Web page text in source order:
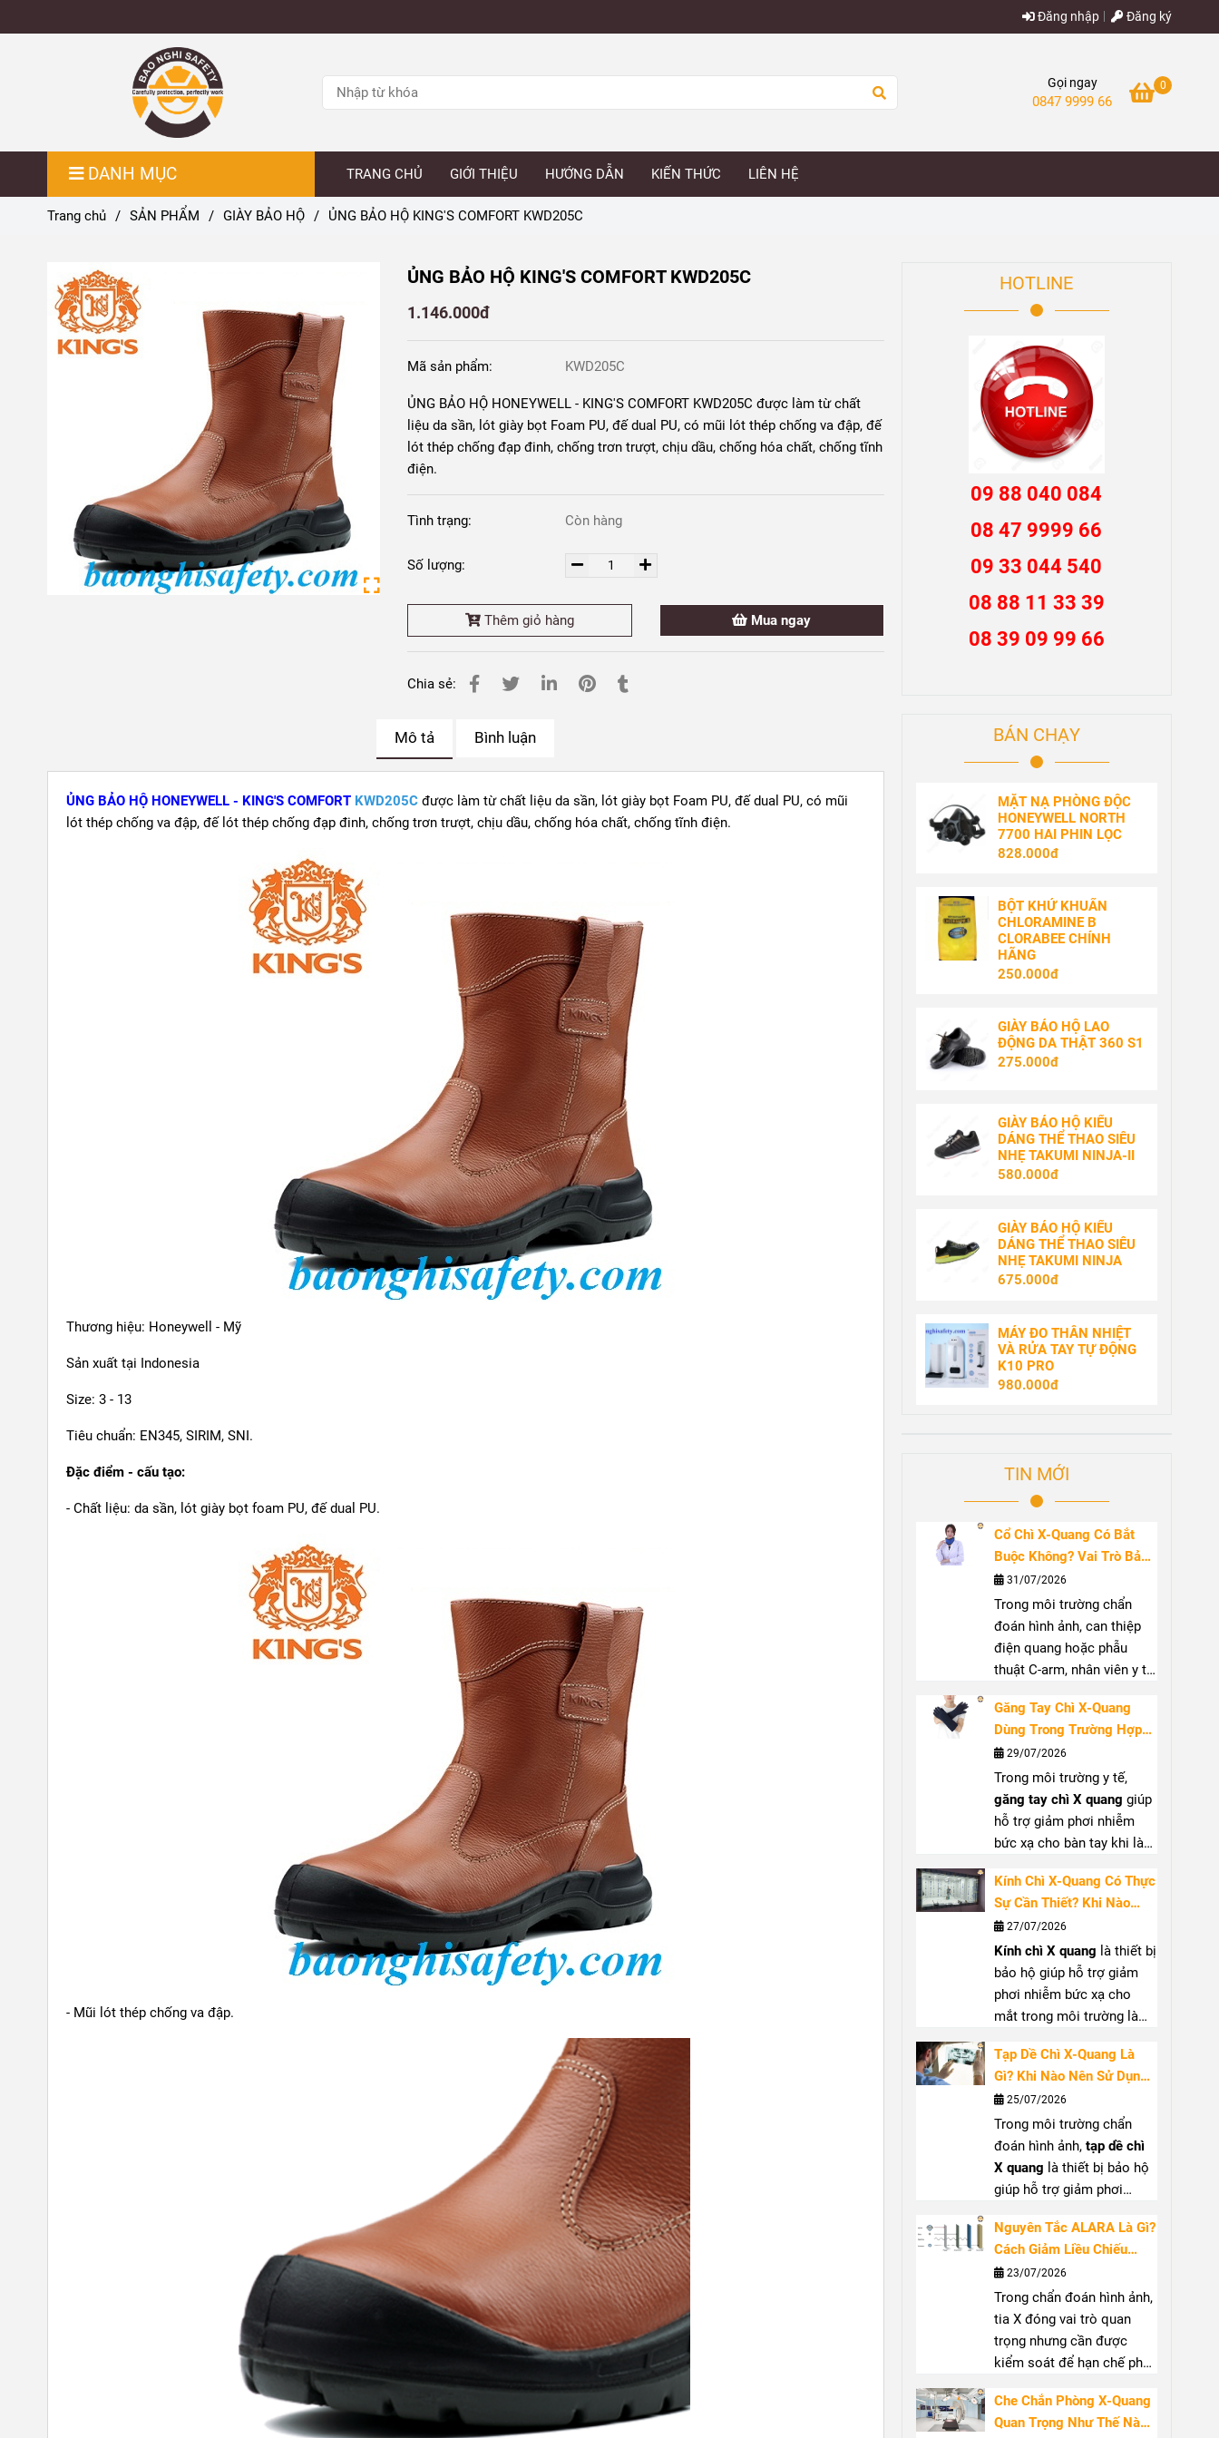
Đăng nhập Đăng ký
Gọi ngay
0847 9999 66
0
DANH MỤC TRANG CHỦ GIỚI THIỆU HƯỚNG DẪN KIẾN THỨC LIÊN HỆ
Trang chủ / SẢN PHẨM / GIÀY BẢO HỘ / ỦNG BẢO HỘ KING'S COMFORT KWD205C
ỦNG BẢO HỘ KING'S COMFORT KWD205C
1.146.000đ
Mã sản phẩm: KWD205C
ỦNG BẢO HỘ HONEYWELL - KING'S COMFORT KWD205C được làm từ chất
liệu da sần, lót giày bọt Foam PU, đế dual PU, có mũi lót thép chống va đập, đế
lót thép chống đạp đinh, chống trơn trượt, chịu dầu, chống hóa chất, chống tĩnh
điện.
Tình trạng: Còn hàng
Số lượng:
Thêm giỏ hàng Mua ngay
Chia sẻ:
Mô tả Bình luận
ỦNG BẢO HỘ HONEYWELL - KING'S COMFORT KWD205C được làm từ chất liệu da sần, lót giày bọt Foam PU, đế dual PU, có mũi
lót thép chống va đập, đế lót thép chống đạp đinh, chống trơn trượt, chịu dầu, chống hóa chất, chống tĩnh điện.
Thương hiệu: Honeywell - Mỹ
Sản xuất tại Indonesia
Size: 3 - 13
Tiêu chuẩn: EN345, SIRIM, SNI.
Đặc điểm - cấu tạo:
- Chất liệu: da sần, lót giày bọt foam PU, đế dual PU.
- Mũi lót thép chống va đập.
HOTLINE
09 88 040 084
08 47 9999 66
09 33 044 540
08 88 11 33 39
08 39 09 99 66
BÁN CHẠY
MẶT NẠ PHÒNG ĐỘC
HONEYWELL NORTH
7700 HAI PHIN LỌC
828.000đ
BỘT KHỬ KHUẨN
CHLORAMINE B
CLORABEE CHÍNH
HÃNG
250.000đ
GIÀY BẢO HỘ LAO
ĐỘNG DA THẬT 360 S1
275.000đ
GIÀY BẢO HỘ KIỂU
DÁNG THỂ THAO SIÊU
NHẸ TAKUMI NINJA-II
580.000đ
GIÀY BẢO HỘ KIỂU
DÁNG THỂ THAO SIÊU
NHẸ TAKUMI NINJA
675.000đ
MÁY ĐO THÂN NHIỆT
VÀ RỬA TAY TỰ ĐỘNG
K10 PRO
980.000đ
TIN MỚI
Cổ Chì X-Quang Có Bắt
Buộc Không? Vai Trò Bảo
Vệ Tuyến Giáp Trước Bức
Xạ
31/07/2026
Trong môi trường chẩn
đoán hình ảnh, can thiệp
điện quang hoặc phẫu
thuật C-arm, nhân viên y tế
tán xạ từ tia X.Cổ chì X
quang giúp che chắn vùng
cổ, hỗ trợ bảo vệ tuyến
giáp khi làm việc gần
nguồn phát. Bài viết sẽ
giúp bạn hiểu rõ vai trò,
trường hợp nên sử dụng và
giáp(thyroid shield) phù
hợp.
Găng Tay Chì X-Quang
Dùng Trong Trường Hợp
Nào? Hướng Dẫn Lựa
Chọn Đúng
29/07/2026
Trong môi trường y tế,
găng tay chì X quang giúp
hỗ trợ giảm phơi nhiễm
bức xạ cho bàn tay khi làm
biệt tại phòng can thiệp
hoặc phẫu thuật sử dụng
C-arm. Bài viết sẽ giúp bạn
hiểu rõ khi nào nên dùng
găng tay chống tia X, cách
chọngăng tay chì y tếphù
hợp và những lưu ý khi sử
tay
Kính Chì X-Quang Có Thực
Sự Cần Thiết? Khi Nào
Nên Sử Dụng?
27/07/2026
Kính chì X quang là thiết bị
bảo hộ giúp hỗ trợ giảm
phơi nhiễm bức xạ cho
mắt trong môi trường làm
giúp bạn hiểu rõ công
dụng, khi nào nên sử dụng
kính bảo hộ tia X
lựa chọn và cách bảo quản
để đảm bảo hiệu quả bảo
vệ.
Tạp Dề Chì X-Quang Là
Gì? Khi Nào Nên Sử Dụng
Và Cách Lựa Chọn
25/07/2026
Trong môi trường chẩn
đoán hình ảnh,tạp dề chì
X quang là thiết bị bảo hộ
giúp hỗ trợ giảm phơi
nguồn tia X. Sản phẩm
thường được sử dụng tại
phòng X-quang, phòng can
thiệp và khu vực có máy C-
arm. Để đạt hiệu quả bảo
vệ phù hợp, người dùng
cần quan tâm đếntạp dề
đương chì, phạm vi che
phủ và thiết kế sản phẩm.
Nguyên Tắc ALARA Là Gì?
Cách Giảm Liều Chiếu
Trong Chẩn Đoán Hình
Ảnh
23/07/2026
Trong chẩn đoán hình ảnh,
tia X đóng vai trò quan
trọng nhưng cần được
kiểm soát để hạn chế phơi
Nguyên tắc ALARA(As
Low As Reasonably
Che Chắn Phòng X-Quang
Quan Trọng Như Thế Nào?